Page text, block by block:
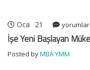
Oca 21
İşe
Yeni
yorumlar
İşe Yeni Başlayan
Posted byMBA YMM